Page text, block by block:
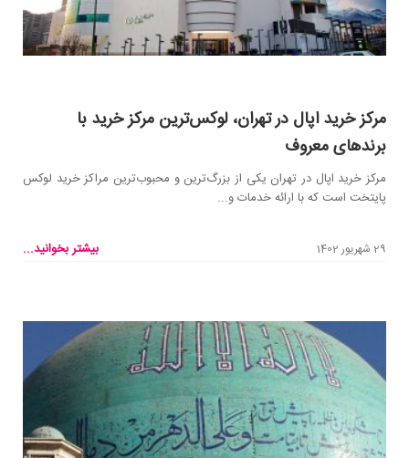
مرکز خرید اپال در تهران، لوکس‌ترین مرکز خرید با
برندهای معروف
مرکز خرید اپال در تهران یکی از بزرگ‌ترین و محبوب‌ترین مراکز خرید لوکس
پایتخت است که با ارائه خدمات و...
29 شهریور 1402 بیشتر بخوانید...